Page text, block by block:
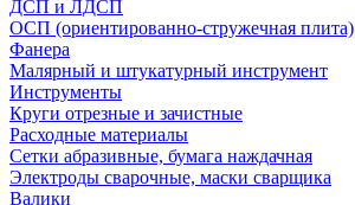
ДСП и ЛДСП
ОСП (ориентированно-стружечная плита)
Фанера
Малярный и штукатурный инструмент
Инструменты
Круги отрезные и зачистные
Расходные материалы
Сетки абразивные, бумага наждачная
Электроды сварочные, маски сварщика
Валики